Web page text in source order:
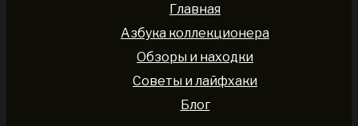
Главная
Азбука коллекционера
Обзоры и находки
Советы и лайфхаки
Блог